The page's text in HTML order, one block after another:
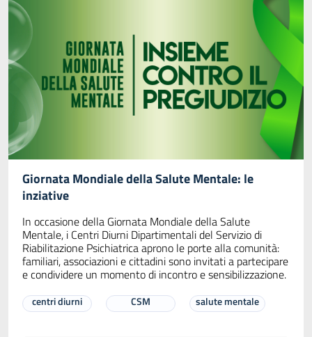
Giornata Mondiale della Salute Mentale: le
inziative
In occasione della Giornata Mondiale della Salute
Mentale, i Centri Diurni Dipartimentali del Servizio di
Riabilitazione Psichiatrica aprono le porte alla comunità:
familiari, associazioni e cittadini sono invitati a partecipare
e condividere un momento di incontro e sensibilizzazione.
centri diurni CSM salute mentale